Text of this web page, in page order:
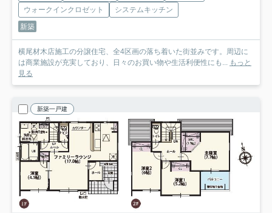
ウォークインクロゼット
システムキッチン
新築
横尾材木店施工の分譲住宅、全4区画の落ち着いた街並みです。周辺に
は商業施設が充実しており、日々のお買い物や生活利便性にも... もっと
見る
新築一戸建